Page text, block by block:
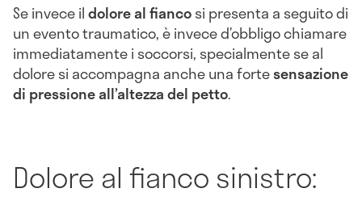
Se invece ildolore al fiancosi presenta a seguito di
un evento traumatico, è invece d’obbligo chiamare
immediatamente i soccorsi, specialmente se al
dolore si accompagna anche una fortesensazione
di pressione all’altezza del petto.
Dolore al fianco sinistro: